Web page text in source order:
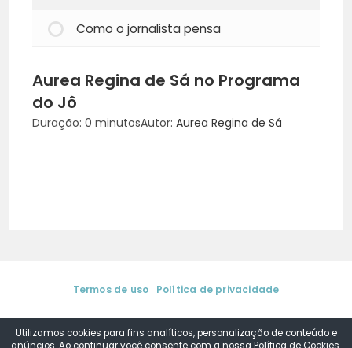
Como o jornalista pensa
Aurea Regina de Sá no Programa
do Jô
Duração: 0 minutosAutor:Aurea Regina de Sá
Termos de uso
Política de privacidade
Comunicação. Todos os direitos reservados.
byDSConsult
Utilizamos cookies para fins analíticos, personalização de conteúdo e